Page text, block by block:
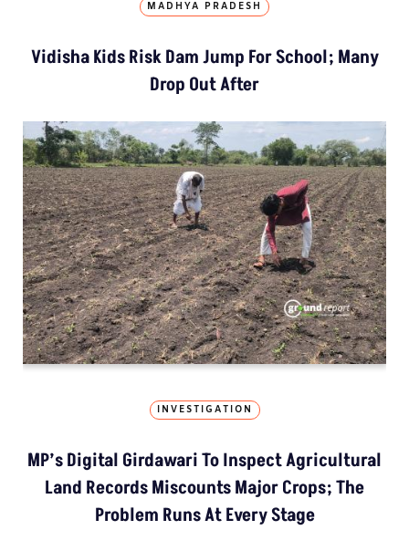
MADHYA PRADESH
Vidisha Kids Risk Dam Jump For School; Many
Drop Out After
INVESTIGATION
MP’s Digital Girdawari To Inspect Agricultural
Land Records Miscounts Major Crops; The
Problem Runs At Every Stage